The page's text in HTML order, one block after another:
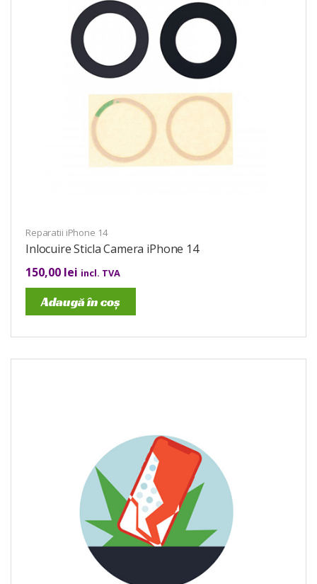
Reparatii iPhone 14
Inlocuire Sticla Camera iPhone 14
150,00 lei incl. TVA
Adaugă în coș